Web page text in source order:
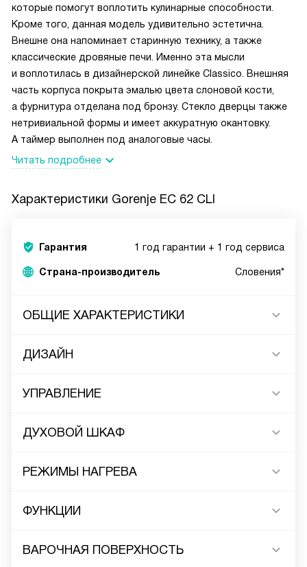
которые помогут воплотить кулинарные способности.
Кроме того, данная модель удивительно эстетична.
Внешне она напоминает старинную технику, а также
классические дровяные печи. Именно эта мысли
и воплотилась в дизайнерской линейке Classico. Внешняя
часть корпуса покрыта эмалью цвета слоновой кости,
а фурнитура отделана под бронзу. Стекло дверцы также
нетривиальной формы и имеет аккуратную окантовку.
А таймер выполнен под аналоговые часы.
Читать подробнее
Характеристики Gorenje EC 62 CLI
Гарантия 1 год гарантии + 1 год сервиса
Страна-производитель Словения*
ОБЩИЕ ХАРАКТЕРИСТИКИ
ДИЗАЙН
УПРАВЛЕНИЕ
ДУХОВОЙ ШКАФ
РЕЖИМЫ НАГРЕВА
ФУНКЦИИ
ВАРОЧНАЯ ПОВЕРХНОСТЬ